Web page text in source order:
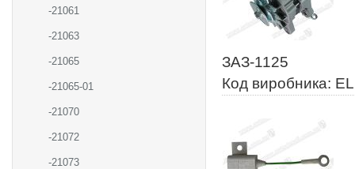
-21061
-21063
-21065
-21065-01
-21070
-21072
-21073
ЗАЗ-1125
Код виробника: